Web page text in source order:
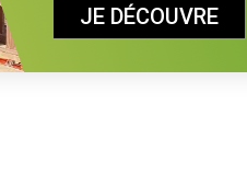
JE DÉCOUVRE